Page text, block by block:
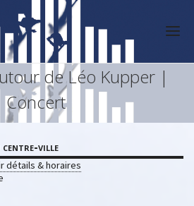
de Léo Kupper |
Concert
centre-ville
détails & horaires